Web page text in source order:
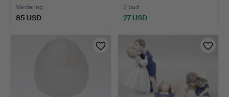
Värdering
85 USD
2 bud
27 USD